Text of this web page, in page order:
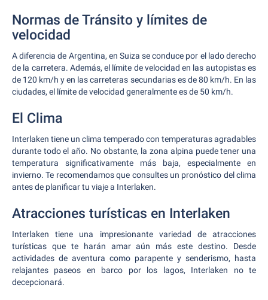
Normas de Tránsito y límites de
velocidad
A diferencia de Argentina, en Suiza se conduce por el lado derecho
de la carretera. Además, el límite de velocidad en las autopistas es
de 120 km/h y en las carreteras secundarias es de 80 km/h. En las
ciudades, el límite de velocidad generalmente es de 50 km/h.
El Clima
Interlaken tiene un clima temperado con temperaturas agradables
durante todo el año. No obstante, la zona alpina puede tener una
temperatura significativamente más baja, especialmente en
invierno. Te recomendamos que consultes un pronóstico del clima
antes de planificar tu viaje a Interlaken.
Atracciones turísticas en Interlaken
Interlaken tiene una impresionante variedad de atracciones
turísticas que te harán amar aún más este destino. Desde
actividades de aventura como parapente y senderismo, hasta
relajantes paseos en barco por los lagos, Interlaken no te
decepcionará.